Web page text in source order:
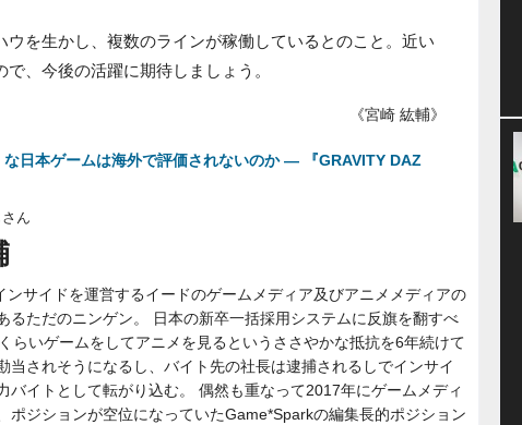
を生かし、複数のラインが稼働しているとのこと。近い
、今後の活躍に期待しましょう。
《宮崎 紘輔》
日本ゲームは海外で評価されないのか ― 『GRAVITY DAZ
ん
ンサイドを運営するイードのゲームメディア及びアニメメディアの
るただのニンゲン。 日本の新卒一括採用システムに反旗を翻すべ
らいゲームをしてアニメを見るというささやかな抵抗を6年続けて
当されそうになるし、バイト先の社長は逮捕されるしでインサイ
バイトとして転がり込む。 偶然も重なって2017年にゲームメディ
ポジションが空位になっていたGame*Sparkの編集長的ポジション